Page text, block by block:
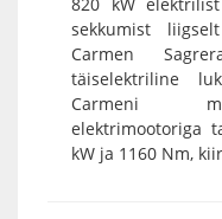
sekkumist
Carmen
täiselektriline
Carmeni
elektrimootoriga
kW ja 1160 Nm,